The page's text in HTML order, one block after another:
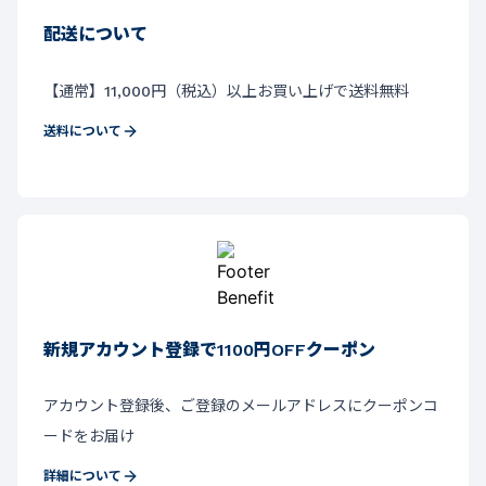
配送について
【通常】11,000円（税込）以上お買い上げで送料無料
送料について
新規アカウント登録で1100円OFFクーポン
アカウント登録後、ご登録のメールアドレスにクーポンコ
ードをお届け
詳細について